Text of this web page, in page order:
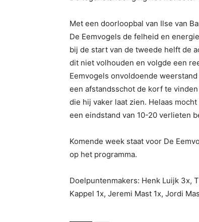
Met een doorloopbal van Ilse van
De Eemvogels de felheid en
bij de start van de tweede helft de
dit niet volhouden en volgde een
Eemvogels onvoldoende
een afstandsschot de korf te
die hij vaker laat zien. Helaas
een eindstand van 10-20 verlieten
Komende week staat voor De
op het programma.
Doelpuntenmakers: Henk Luijk 3x,
Kappel 1x, Jeremi Mast 1x, Jordi